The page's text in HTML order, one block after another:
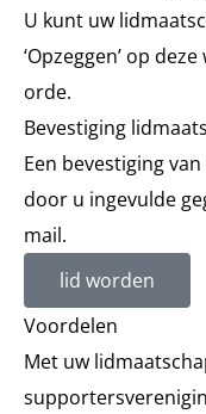
U kunt uw
‘Opzeggen’ op
orde.
Bevestiging
Een bevestiging
door u ingevulde
mail.
lid worden
Voordelen
Met uw